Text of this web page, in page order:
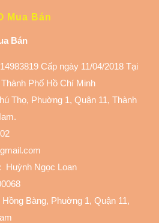
Mua Bán
Bán
Cấp ngày 11/04/2018 Tại
Phố Hồ Chí Minh
Thọ, Phuờng 1, Quận 11, Thành
Huỳnh Ngọc Loan
Bàng, Phuờng 1, Quận 11,